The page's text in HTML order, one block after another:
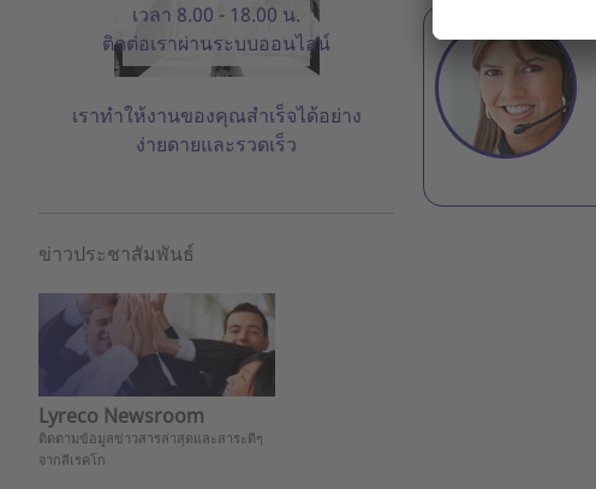
เวลา 8.00 - 18.00 น.
ติดต่อเราผ่านระบบออนไลน์
เราทำให้งานของคุณสำเร็จได้อย่าง
ง่ายดายและรวดเร็ว
ข่าวประชาสัมพันธ์
Lyreco Newsroom
ติดตามข้อมูลข่าวสารล่าสุดและสาระดีๆ
จากลีเรคโก